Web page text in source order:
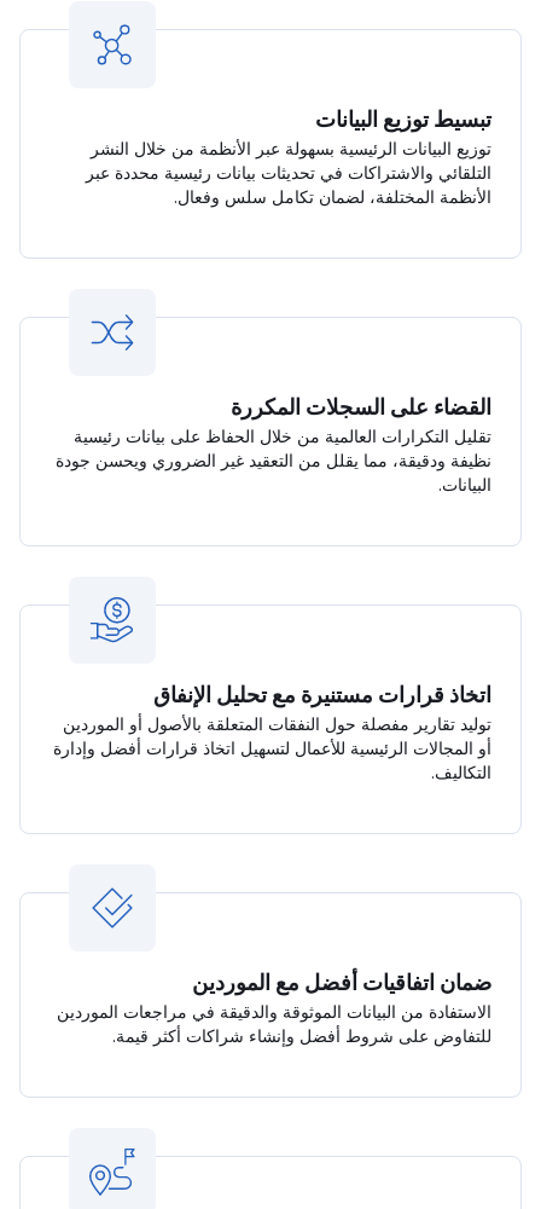
تبسيط توزيع البيانات
توزيع البيانات الرئيسية بسهولة عبر الأنظمة من خلال النشر
التلقائي والاشتراكات في تحديثات بيانات رئيسية محددة عبر
الأنظمة المختلفة، لضمان تكامل سلس وفعال.
القضاء على السجلات المكررة
تقليل التكرارات العالمية من خلال الحفاظ على بيانات رئيسية
نظيفة ودقيقة، مما يقلل من التعقيد غير الضروري ويحسن جودة
البيانات.
اتخاذ قرارات مستنيرة مع تحليل الإنفاق
توليد تقارير مفصلة حول النفقات المتعلقة بالأصول أو الموردين
أو المجالات الرئيسية للأعمال لتسهيل اتخاذ قرارات أفضل وإدارة
التكاليف.
ضمان اتفاقيات أفضل مع الموردين
الاستفادة من البيانات الموثوقة والدقيقة في مراجعات الموردين
للتفاوض على شروط أفضل وإنشاء شراكات أكثر قيمة.